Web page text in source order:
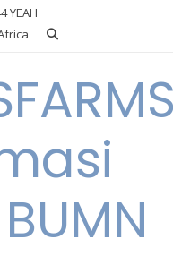
YEAH